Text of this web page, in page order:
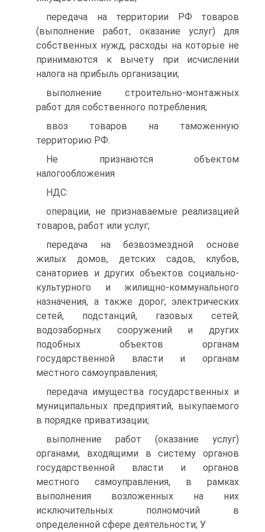
передача на территории РФ товаров
(выполнение работ, оказание услуг) для
собственных нужд, расходы на которые не
принимаются к вычету при исчислении
налога на прибыль организации;
выполнение строительно-монтажных
работ для собственного потребления;
ввоз товаров на таможенную
территорию РФ.
Не признаются объектом
налогообложения
НДС:
операции, не признаваемые реализацией
товаров, работ или услуг;
передача на безвозмездной основе
жилых домов, детских садов, клубов,
санаториев и других объектов социально-
культурного и жилищно-коммунального
назначения, а также дорог, электрических
сетей, подстанций, газовых сетей,
водозаборных сооружений и других
подобных объектов органам
государственной власти и органам
местного самоуправления;
передача имущества государственных и
муниципальных предприятий, выкупаемого
в порядке приватизации;
выполнение работ (оказание услуг)
органами, входящими в систему органов
государственной власти и органов
местного самоуправления, в рамках
выполнения возложенных на них
исключительных полномочий в
определенной сфере деятельности; У